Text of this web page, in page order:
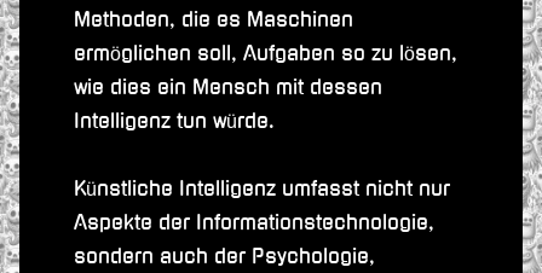
Methoden, die es Maschinen
ermöglichen soll, Aufgaben so zu lösen,
wie dies ein Mensch mit dessen
Intelligenz tun würde.
Künstliche Intelligenz umfasst nicht nur
Aspekte der Informationstechnologie,
sondern auch der Psychologie,